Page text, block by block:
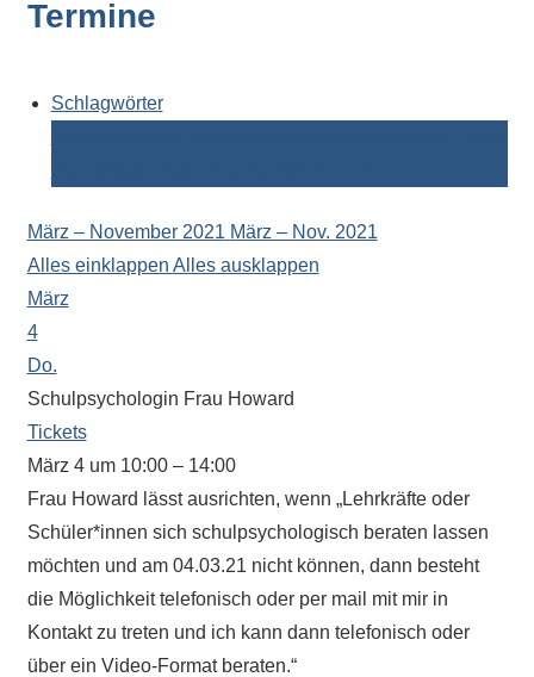
Kontaktdaten,
Zusammensetzung
oder
zur
Ausstattung
der
wir
versuchen
auf
alle
Fragen
Antworten
zu
bieten.
Daneben
gibt
Termine
Schlagwörter
März – November 2021 März – Nov. 2021
Alles einklappen Alles ausklappen
März
4
Do.
Schulpsychologin Frau Howard
Tickets
März 4 um 10:00 – 14:00
Frau Howard lässt ausrichten, wenn „Lehrkräfte oder
Schüler*innen sich schulpsychologisch beraten lassen
möchten und am 04.03.21 nicht können, dann besteht
die Möglichkeit telefonisch oder per mail mit mir in
Kontakt zu treten und ich kann dann telefonisch oder
über ein Video-Format beraten.“